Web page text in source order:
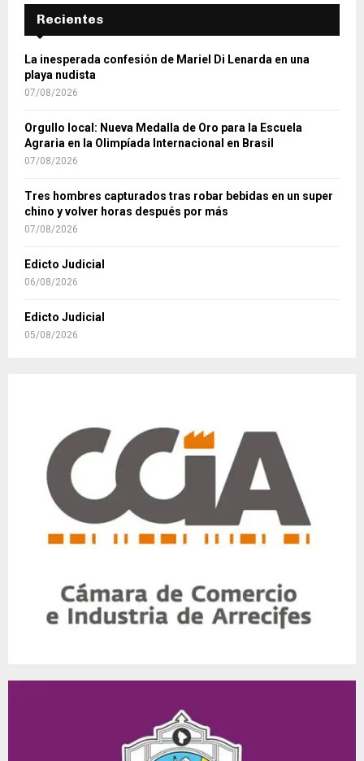
Recientes
La inesperada confesión de Mariel Di Lenarda en una
playa nudista
07/08/2026
Orgullo local: Nueva Medalla de Oro para la Escuela
Agraria en la Olimpíada Internacional en Brasil
07/08/2026
Tres hombres capturados tras robar bebidas en un super
chino y volver horas después por más
07/08/2026
Edicto Judicial
06/08/2026
Edicto Judicial
05/08/2026